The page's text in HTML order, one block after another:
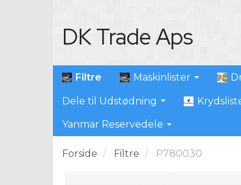
DK Trade Aps
Filtre Maskinlister
Dele til Udstødning
Yanmar Reservedele
Forside Filtre P780030